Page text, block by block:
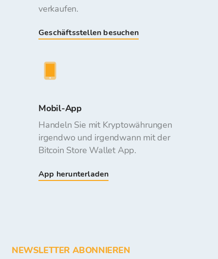
verkaufen.
Geschäftsstellen besuchen
Mobil-App
Handeln Sie mit Kryptowährungen
irgendwo und irgendwann mit der
Bitcoin Store Wallet App.
App herunterladen
NEWSLETTER ABONNIEREN